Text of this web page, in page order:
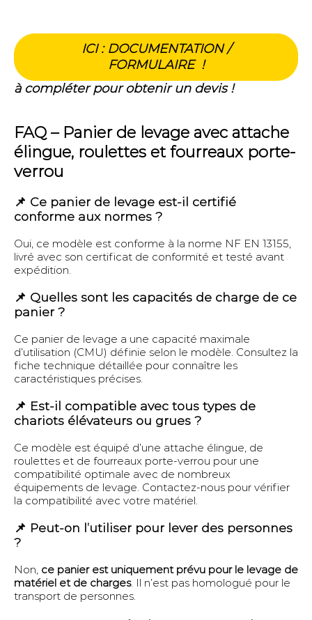
ICI : DOCUMENTATION /
FORMULAIRE !
à compléter pour obtenir un devis !
FAQ – Panier de levage avec attache
élingue, roulettes et fourreaux porte-
verrou
📌 Ce panier de levage est-il certifié
conforme aux normes ?
Oui, ce modèle est conforme à la norme NF EN 13155,
livré avec son certificat de conformité et testé avant
expédition.
📌 Quelles sont les capacités de charge de ce
panier ?
Ce panier de levage a une capacité maximale
d’utilisation (CMU) définie selon le modèle. Consultez la
fiche technique détaillée pour connaître les
caractéristiques précises.
📌 Est-il compatible avec tous types de
chariots élévateurs ou grues ?
Ce modèle est équipé d’une attache élingue, de
roulettes et de fourreaux porte-verrou pour une
compatibilité optimale avec de nombreux
équipements de levage. Contactez-nous pour vérifier
la compatibilité avec votre matériel.
📌 Peut-on l’utiliser pour lever des personnes
?
Non, ce panier est uniquement prévu pour le levage de
matériel et de charges. Il n’est pas homologué pour le
transport de personnes.